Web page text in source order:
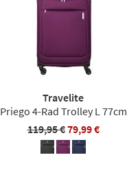
Travelite
Priego 4-Rad Trolley L 77cm
119,95 €79,99 €